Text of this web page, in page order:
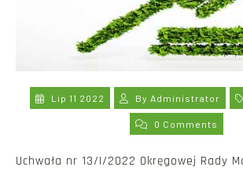
Lip 11 2022 By Administrator
0 Comments
Uchwała nr 13/I/2022 Okręgowej Rady